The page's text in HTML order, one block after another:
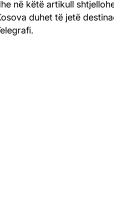
në këtë artikull
duhet të jetë